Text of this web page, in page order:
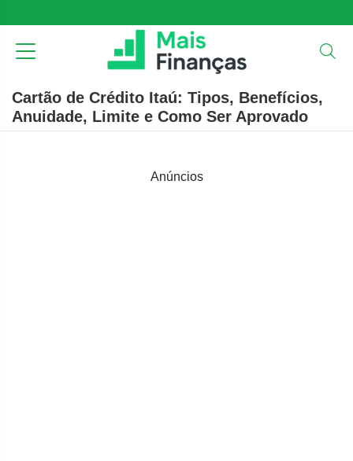
Cartão de Crédito Itaú: Tipos, Benefícios,
Anuidade, Limite e Como Ser Aprovado
Anúncios